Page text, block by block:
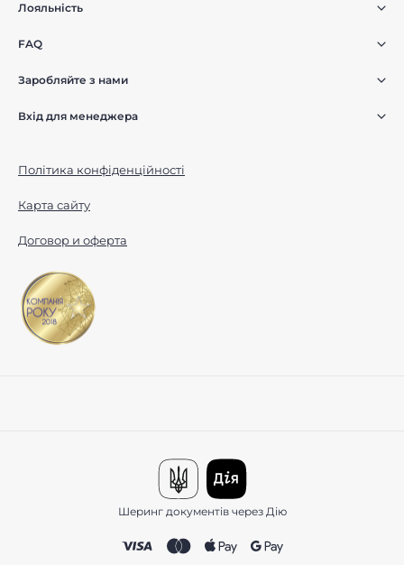
Лояльність
FAQ
Заробляйте з нами
Вхід для менеджера
Політика конфіденційності
Карта сайту
Договор и оферта
Шеринг документів через Дію